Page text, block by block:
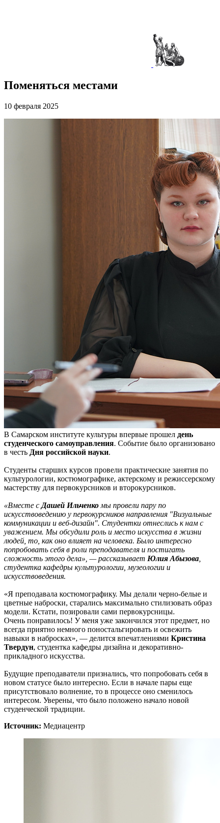
Поменяться местами
10 февраля 2025
В Самарском институте культуры впервые прошел день
студенческого самоуправления. Событие было организовано
в честь Дня российской науки.
Студенты старших курсов провели практические занятия по
культурологии, костюмографике, актерскому и режиссерскому
мастерству для первокурсников и второкурсников.
«Вместе с Дашей Ильченко мы провели пару по
искусствоведению у первокурсников направления "Визуальные
коммуникации и веб-дизайн". Студентки отнеслись к нам с
уважением. Мы обсудили роль и место искусства в жизни
людей, то, как оно влияет на человека. Было интересно
попробовать себя в роли преподавателя и постигать
сложность этого дела», — рассказывает Юлия Абызова
студентка кафедры культурологии, музеологии и
искусствоведения.
«Я преподавала костюмографику. Мы делали черно-белые и
цветные наброски, старались максимально стилизовать образ
модели. Кстати, позировали сами первокурсницы.
Очень понравилось! У меня уже закончился этот предмет, но
всегда приятно немного поностальгировать и освежить
навыки в набросках», — делится впечатлениями Кристина
Твердун, студентка кафедры дизайна и декоративно-
прикладного искусства.
Будущие преподаватели признались, что попробовать себя в
новом статусе было интересно. Если в начале пары еще
присутствовало волнение, то в процессе оно сменилось
интересом. Уверены, что было положено начало новой
студенческой традиции.
Источник: Медиацентр